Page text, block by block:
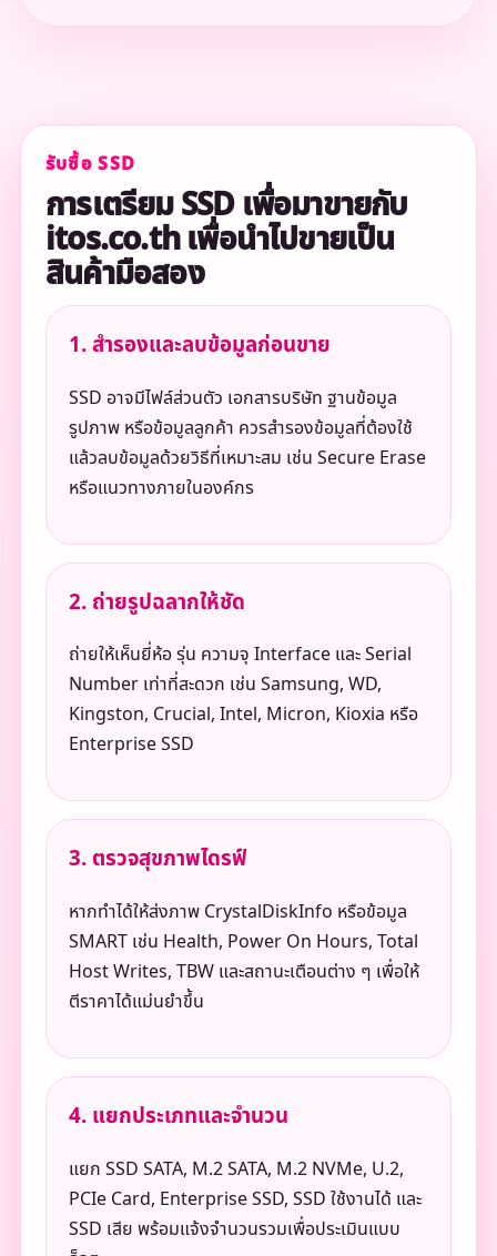
รับซื้อ SSD
การเตรียม SSD เพื่อมาขายกับ
itos.co.th เพื่อนำไปขายเป็น
สินค้ามือสอง
1. สำรองและลบข้อมูลก่อนขาย
SSD อาจมีไฟล์ส่วนตัว เอกสารบริษัท ฐานข้อมูล
รูปภาพ หรือข้อมูลลูกค้า ควรสำรองข้อมูลที่ต้องใช้
แล้วลบข้อมูลด้วยวิธีที่เหมาะสม เช่น Secure Erase
หรือแนวทางภายในองค์กร
2. ถ่ายรูปฉลากให้ชัด
ถ่ายให้เห็นยี่ห้อ รุ่น ความจุ Interface และ Serial
Number เท่าที่สะดวก เช่น Samsung, WD,
Kingston, Crucial, Intel, Micron, Kioxia หรือ
Enterprise SSD
3. ตรวจสุขภาพไดรฟ์
หากทำได้ให้ส่งภาพ CrystalDiskInfo หรือข้อมูล
SMART เช่น Health, Power On Hours, Total
Host Writes, TBW และสถานะเตือนต่าง ๆ เพื่อให้
ตีราคาได้แม่นยำขึ้น
4. แยกประเภทและจำนวน
แยก SSD SATA, M.2 SATA, M.2 NVMe, U.2,
PCIe Card, Enterprise SSD, SSD ใช้งานได้ และ
SSD เสีย พร้อมแจ้งจำนวนรวมเพื่อประเมินแบบ